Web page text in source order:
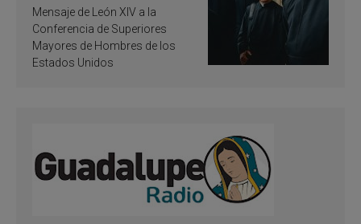
de inspiración y
santificación
Mensaje de León XIV a la
Conferencia de Superiores
Mayores de Hombres de los
Estados Unidos